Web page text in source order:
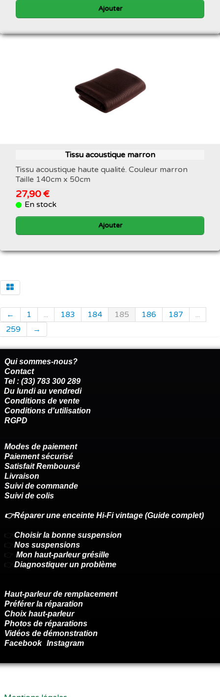
Ajouter
Tissu acoustique marron
Tissu acoustique haute qualité. Couleur marron
Taille 140cm x 50cm
27,90 €
En stock
Ajouter
← 1 ... 183 184 185 186 187
...
259
→
Qui sommes-nous?
Contact
Tel : (33) 783 300 289
Du lundi au vendredi
Conditions de vente
Conditions d'utilisation
RGPD
Modes de paiement
Paiement sécurisé
Satisfait Remboursé
Livraison
Suivi de commande
Suivi de colis
👉Réparer une enceinte Hi-Fi vintage (Guide complet)
👉 Choisir la bonne suspension
👉 Nos suspensions
👉 Mon haut-parleur grésille
👉 Diagnostiquer un problème
Haut-parleur de remplacement
Préférer la réparation
Choix haut-parleur
Photos de réparations
Vidéos de démonstration
Facebook Instagram